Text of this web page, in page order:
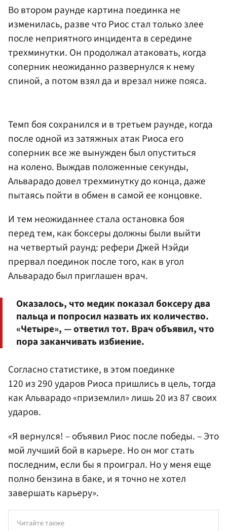
Во втором раунде картина поединка не
изменилась, разве что Риос стал только злее
после неприятного инцидента в середине
трехминутки. Он продолжал атаковать, когда
соперник неожиданно развернулся к нему
спиной, а потом взял да и врезал ниже пояса.
Темп боя сохранился и в третьем раунде, когда
после одной из затяжных атак Риоса его
соперник все же вынужден был опуститься
на колено. Выждав положенные секунды,
Альварадо довел трехминутку до конца, даже
пытаясь пойти в обмен в самой ее концовке.
И тем неожиданнее стала остановка боя
перед тем, как боксеры должны были выйти
на четвертый раунд: рефери Джей Нэйди
прервал поединок после того, как в угол
Альварадо был приглашен врач.
Оказалось, что медик показал боксеру два
пальца и попросил назвать их количество.
«Четыре», — ответил тот. Врач объявил, что
пора заканчивать избиение.
Согласно статистике, в этом поединке
120 из 290 ударов Риоса пришлись в цель, тогда
как Альварадо «приземлил» лишь 20 из 87 своих
ударов.
«Я вернулся! – объявил Риос после победы. – Это
мой лучший бой в карьере. Но он мог стать
последним, если бы я проиграл. Но у меня еще
полно бензина в баке, и я точно не хотел
завершать карьеру».
Читайте также